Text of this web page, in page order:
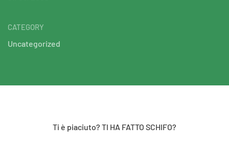
CATEGORY
Uncategorized
Ti è piaciuto? TI HA FATTO SCHIFO?